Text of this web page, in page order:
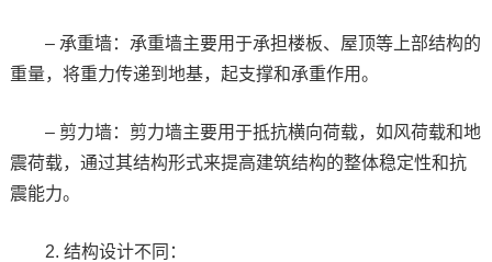
– 承重墙：承重墙主要用于承担楼板、屋顶等上部结构的
重量，将重力传递到地基，起支撑和承重作用。
– 剪力墙：剪力墙主要用于抵抗横向荷载，如风荷载和地
震荷载，通过其结构形式来提高建筑结构的整体稳定性和抗
震能力。
2. 结构设计不同：